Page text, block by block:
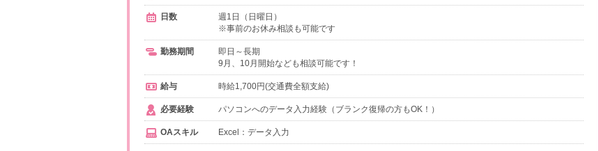
日数
週1日（日曜日）
※事前のお休み相談も可能です
勤務期間
即日～長期
9月、10月開始なども相談可能です！
給与 時給1,700円(交通費全額支給)
必要経験 パソコンへのデータ入力経験（ブランク復帰の方もOK！）
OAスキル Excel：データ入力